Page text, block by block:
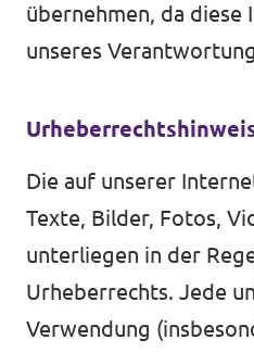
übernehmen, da diese
unseres
Die auf unserer
Texte, Bilder, Fotos,
unterliegen in der
Urheberrechts. Jede
Verwendung